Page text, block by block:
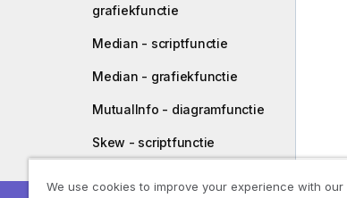
grafiekfunctie
Median - scriptfunctie
Median - grafiekfunctie
MutualInfo - diagramfunctie
Skew - scriptfunctie
We use cookies to improve your experience with